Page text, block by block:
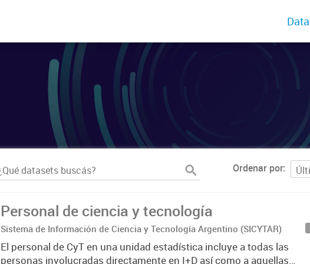
Ordenar por
Personal de ciencia y tecnología
Sistema de Información de Ciencia y Tecnología Argentino (SICYTAR)
El personal de CyT en una unidad estadística incluye a todas las
personas involucradas directamente en I+D así como a aquellas